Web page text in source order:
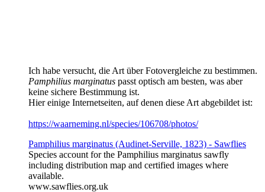
Ich habe versucht, die Art über Fotovergleiche zu bestimmen.
Pamphilius marginatus passt optisch am besten, was aber
keine sichere Bestimmung ist.
Hier einige Internetseiten, auf denen diese Art abgebildet ist:
https://waarneming.nl/species/106708/photos/
Pamphilius marginatus (Audinet-Serville, 1823) - Sawflies
Species account for the Pamphilius marginatus sawfly
including distribution map and certified images where
available.
www.sawflies.org.uk